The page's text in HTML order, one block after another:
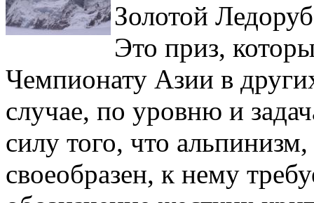
Золотой
Это приз,
Чемпионату Азии в
случае, по уровню и
силу того, что
своеобразен, к нему